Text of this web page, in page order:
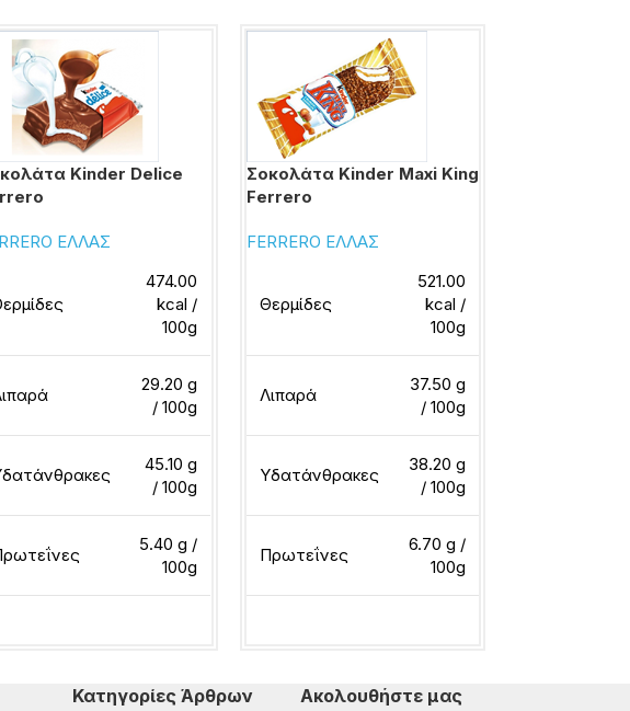
Kinder Delice
ΕΛΛΑΣ
474.00
kcal /
100g
29.20 g
/ 100g
45.10 g
/ 100g
5.40 g /
100g
Σοκολάτα Kinder Maxi King
Ferrero
FERRERO ΕΛΛΑΣ
Θερμίδες
521.00
kcal /
100g
Λιπαρά
37.50 g
/ 100g
Υδατάνθρακες
38.20 g
/ 100g
Πρωτεΐνες
6.70 g /
100g
Κατηγορίες Άρθρων Ακολουθήστε μας